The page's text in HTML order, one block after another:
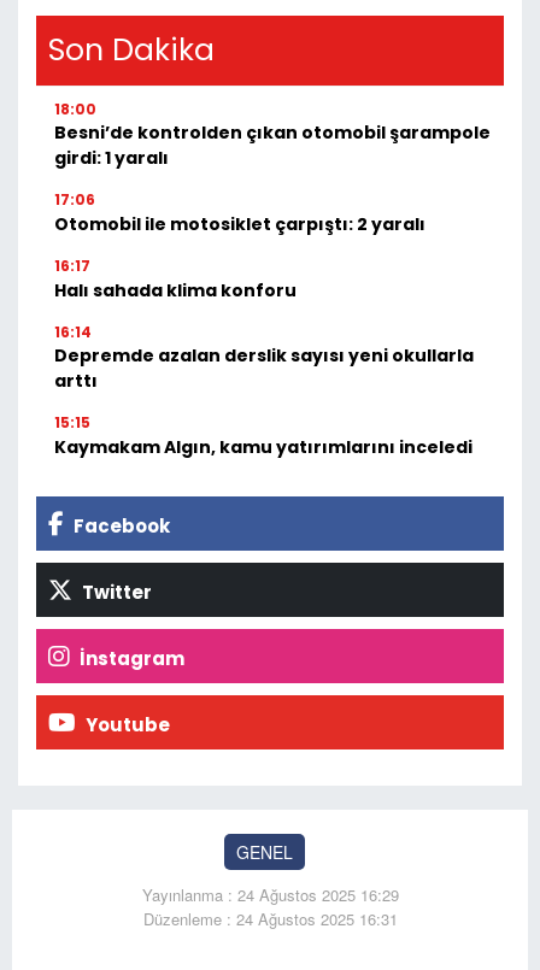
Son Dakika
18:00
Besni’de kontrolden çıkan otomobil şarampole
girdi: 1 yaralı
17:06
Otomobil ile motosiklet çarpıştı: 2 yaralı
16:17
Halı sahada klima konforu
16:14
Depremde azalan derslik sayısı yeni okullarla
arttı
15:15
Kaymakam Algın, kamu yatırımlarını inceledi
Facebook
Twitter
İnstagram
Youtube
GENEL
Yayınlanma : 24 Ağustos 2025 16:29
Düzenleme : 24 Ağustos 2025 16:31